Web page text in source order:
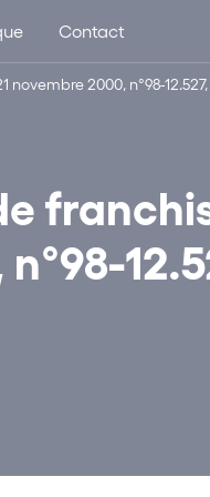
Contact
2000, n°98-